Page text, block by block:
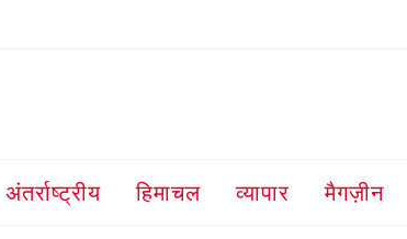
अंतर्राष्ट्रीय हिमाचल व्यापार मैगज़ीन